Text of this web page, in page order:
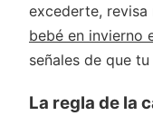
excederte, revisa
bebé en invierno
señales de que
La regla de la